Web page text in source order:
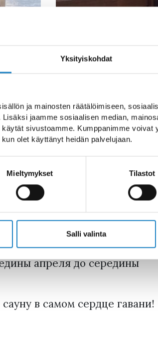
Yksityiskohdat
ja mainosten räätälöimiseen,
jaamme sosiaalisen median,
sivustoamme. Kumppanimme voivat
olet käyttänyt heidän palvelujaan.
Mieltymykset Tilastot
Salli valinta
вы найдете уникальную
сауну и любуйтесь
в сауне!
вечеринок и празднования
для групп
апреля до середины
в самом сердце гавани!